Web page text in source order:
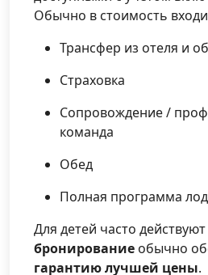
Обычно в стоимость
Трансфер из отеля и
Страховка
Сопровождение /
команда
Обед
Полная программа
Для детей часто действуют
бронирование обычно
гарантию лучшей цены.